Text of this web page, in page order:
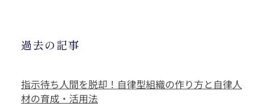
過去の記事
指示待ち人間を脱却！自律型組織の作り方と自律人
材の育成・活用法